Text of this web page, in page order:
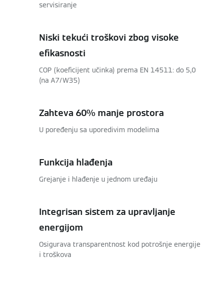
servisiranje
Niski tekući troškovi zbog visoke
efikasnosti
COP (koeficijent učinka) prema EN 14511: do 5,0
(na A7/W35)
Zahteva 60% manje prostora
U poređenju sa uporedivim modelima
Funkcija hlađenja
Grejanje i hlađenje u jednom uređaju
Integrisan sistem za upravljanje
energijom
Osigurava transparentnost kod potrošnje energije
i troškova